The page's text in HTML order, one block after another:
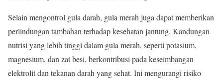
Selain mengontrol gula darah, gula merah juga dapat memberikan
perlindungan tambahan terhadap kesehatan jantung. Kandungan
nutrisi yang lebih tinggi dalam gula merah, seperti potasium,
magnesium, dan zat besi, berkontribusi pada keseimbangan
elektrolit dan tekanan darah yang sehat. Ini mengurangi risiko